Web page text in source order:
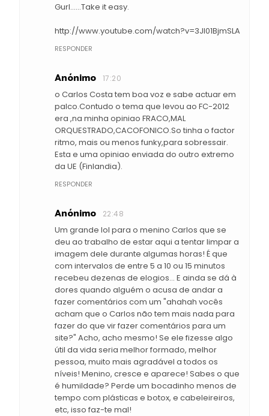
Gurl......Take it easy.
http://www.youtube.com/watch?v=3JI01BjmSLA
RESPONDER
Anónimo 17:20
o Carlos Costa tem boa voz e sabe actuar em
palco.Contudo o tema que levou ao FC-2012
era ,na minha opiniao FRACO,MAL
ORQUESTRADO,CACOFONICO.So tinha o factor
ritmo, mais ou menos funky,para sobressair.
Esta e uma opiniao enviada do outro extremo
da UE (Finlandia).
RESPONDER
Anónimo 22:48
Um grande lol para o menino Carlos que se
deu ao trabalho de estar aqui a tentar limpar a
imagem dele durante algumas horas! É que
com intervalos de entre 5 a 10 ou 15 minutos
recebeu dezenas de elogios... E ainda se dá à
dores quando alguém o acusa de andar a
fazer comentários com um "ahahah vocês
acham que o Carlos não tem mais nada para
fazer do que vir fazer comentários para um
site?" Acho, acho mesmo! Se ele fizesse algo
útil da vida seria melhor formado, melhor
pessoa, muito mais agradável a todos os
níveis! Menino, cresce e aparece! Sabes o que
é humildade? Perde um bocadinho menos de
tempo com plásticas e botox, e cabeleireiros,
etc, isso faz-te mal!